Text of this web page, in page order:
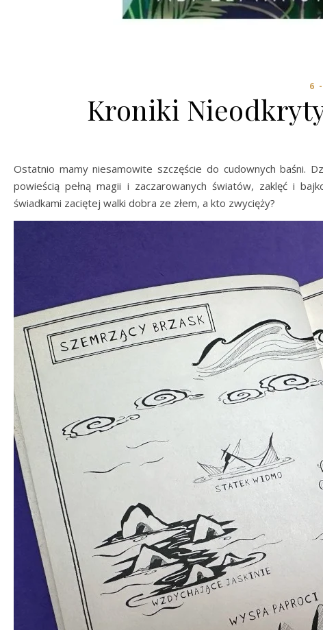
6
Kroniki
Ostatnio mamy niesamowite szczęście do cudownych baśni.
powieścią pełną magii i zaczarowanych światów, zaklęć i
świadkami zaciętej walki dobra ze złem, a kto zwycięży?